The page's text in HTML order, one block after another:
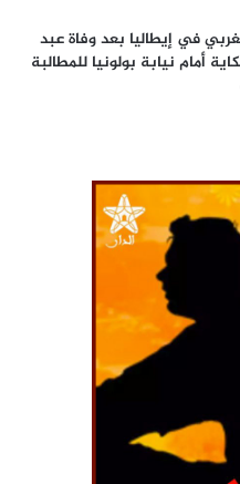
في إيطاليا بعد وفاة عبد
أمام نيابة بولونيا للمطالبة